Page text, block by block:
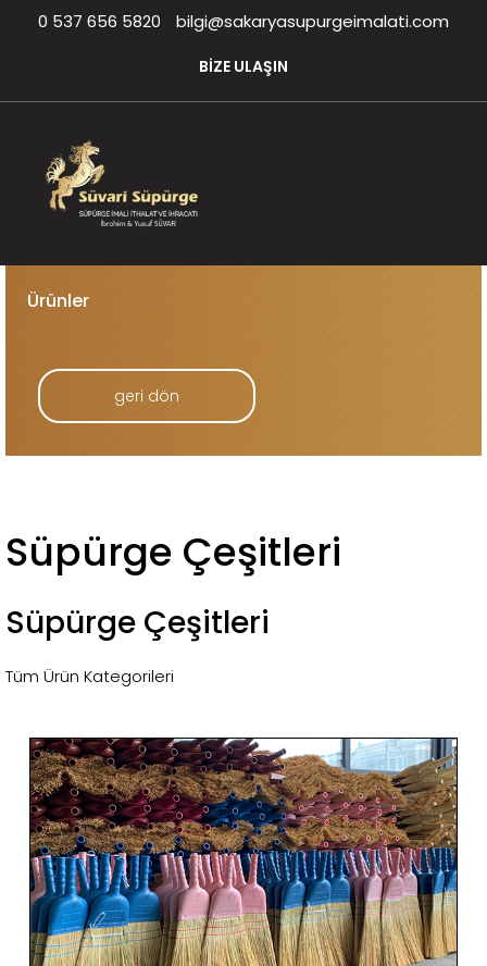
0 537 656 5820 bilgi@sakaryasupurgeimalati.com
BİZE ULAŞIN
Ürünler
geri dön
Süpürge Çeşitleri
Süpürge Çeşitleri
Tüm Ürün Kategorileri